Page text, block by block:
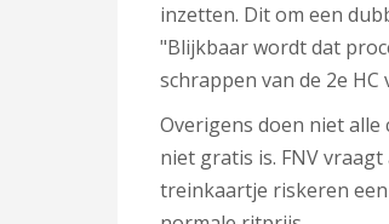
inzetten. Dit om een
"Blijkbaar wordt dat
schrappen van de 2e
Overigens doen niet alle
niet gratis is. FNV
treinkaartje riskeren